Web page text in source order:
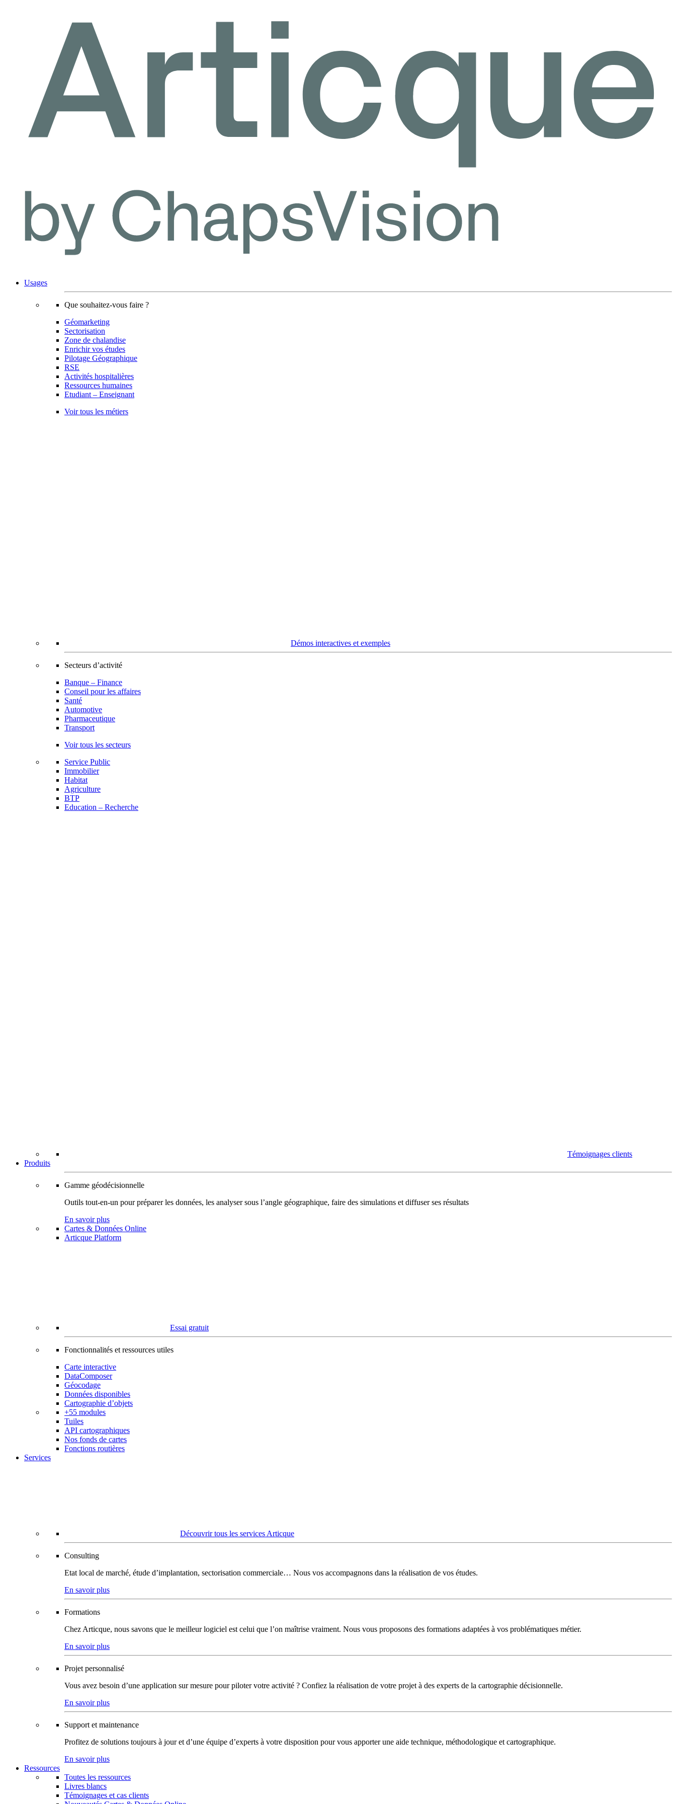
Usages
Que souhaitez-vous faire ?
Géomarketing
Sectorisation
Zone de chalandise
Enrichir vos études
Pilotage Géographique
RSE
Activités hospitalières
Ressources humaines
Etudiant – Enseignant
Voir tous les métiers
Démos interactives et exemples
Secteurs d’activité
Banque – Finance
Conseil pour les affaires
Santé
Automotive
Pharmaceutique
Transport
Voir tous les secteurs
Service Public
Immobilier
Habitat
Agriculture
BTP
Education – Recherche
Témoignages clients
Produits
Gamme géodécisionnelle
Outils tout-en-un pour préparer les données, les analyser sous l’angle géographique, faire des simulations et diffuser ses résultats
En savoir plus
Cartes & Données Online
Articque Platform
Essai gratuit
Fonctionnalités et ressources utiles
Carte interactive
DataComposer
Géocodage
Données disponibles
Cartographie d’objets
+55 modules
Tuiles
API cartographiques
Nos fonds de cartes
Fonctions routières
Services
Découvrir tous les services Articque
Consulting
Etat local de marché, étude d’implantation, sectorisation commerciale… Nous vos accompagnons dans la réalisation de vos études.
En savoir plus
Formations
Chez Articque, nous savons que le meilleur logiciel est celui que l’on maîtrise vraiment. Nous vous proposons des formations adaptées à vos problématiques métier.
En savoir plus
Projet personnalisé
Vous avez besoin d’une application sur mesure pour piloter votre activité ? Confiez la réalisation de votre projet à des experts de la cartographie décisionnelle.
En savoir plus
Support et maintenance
Profitez de solutions toujours à jour et d’une équipe d’experts à votre disposition pour vous apporter une aide technique, méthodologique et cartographique.
En savoir plus
Ressources
Toutes les ressources
Livres blancs
Témoignages et cas clients